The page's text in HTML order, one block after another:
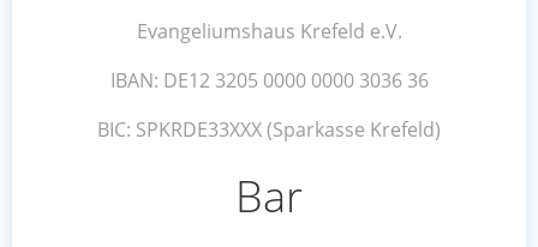
Evangeliumshaus Krefeld e.V.
IBAN: DE12 3205 0000 0000 3036 36
BIC: SPKRDE33XXX (Sparkasse Krefeld)
Bar